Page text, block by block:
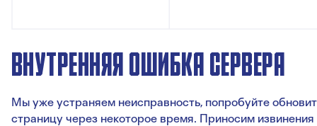
ВНУТРЕННЯЯ ОШИБКА СЕРВЕРА
Мы уже устраняем неисправность, попробуйте
страницу через некоторое время. Приносим извинения